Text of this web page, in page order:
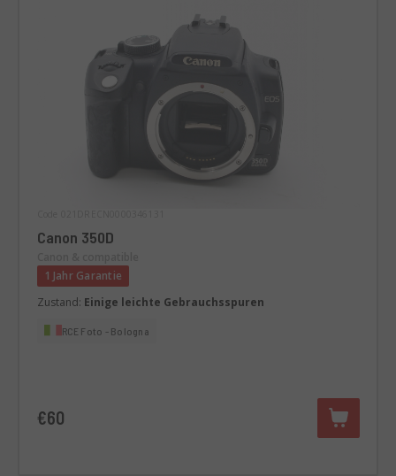
Canon 350D
1 Jahr Garantie
Zustand: Einige leichte Gebrauchsspuren
RCE Foto - Bologna
€60